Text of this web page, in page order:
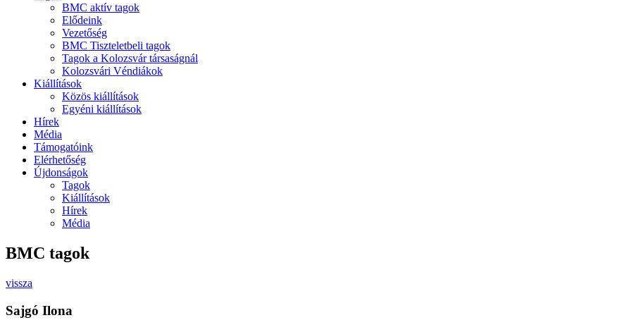
BMC aktív tagok
Elődeink
Vezetőség
BMC Tiszteletbeli tagok
Tagok a Kolozsvár társaságnál
Kolozsvári Véndiákok
Kiállítások
Közös kiállítások
Egyéni kiállítások
Hírek
Média
Támogatóink
Elérhetőség
Újdonságok
Tagok
Kiállítások
Hírek
Média
BMC tagok
vissza
Sajgó Ilona